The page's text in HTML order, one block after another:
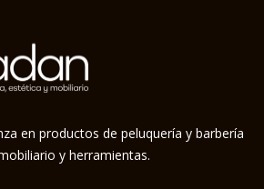
en productos de peluquería y barbería
y herramientas.